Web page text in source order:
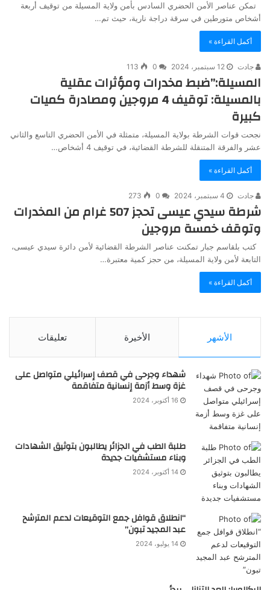
تمكن عناصر الأمن الحضري السادس بأمن ولاية المسيلة من توقيف أربعة
أشخاص متورطين في سرقة دراجة نارية، حيث تم…
أكمل القراءة »
جادت 12 سبتمبر، 2024 0
113
المسيلة:”ضبط مخدرات ومؤثرات عقلية
بالمسيلة: توقيف 4 مروجين ومصادرة كميات
كبيرة
نجحت قوات الشرطة بولاية المسيلة، متمثلة في الأمن الحضري التاسع والثاني
عشر والفرقة المتنقلة للشرطة القضائية، في توقيف 4 أشخاص…
أكمل القراءة »
جادت 4 سبتمبر، 2024 0
273
شرطة سيدي عيسى تحجز 507 غرام من المخدرات
وتوقف خمسة مروجين
كتب بلقاسم جبار تمكنت عناصر الشرطة القضائية لأمن دائرة سيدي عيسى،
التابعة لأمن ولاية المسيلة، من حجز كمية معتبرة…
أكمل القراءة »
الأشهر الأخيرة تعليقات
شهداء وجرحى في قصف إسرائيلي متواصل على
غزة وسط أزمة إنسانية متفاقمة
16 أكتوبر، 2024
طلبة الطب في الجزائر يطالبون بتوثيق الشهادات
وبناء مستشفيات جديدة
14 أكتوبر، 2024
“انطلاق قوافل جمع التوقيعات لدعم المترشح
عبد المجيد تبون”
14 يوليو، 2024